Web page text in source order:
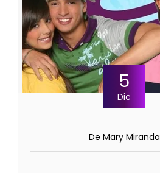
5
Dic
De Mary Miranda